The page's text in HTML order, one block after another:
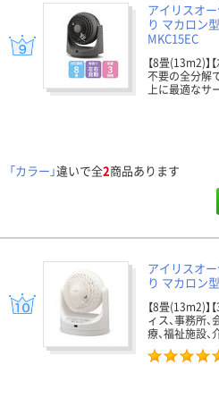
アイリスオ
り マカロン
MKC15EC
【8畳(13m2)】
不要の全分解
上に最適なサ
「カラー」違いで全2商品あります
アイリスオ
り マカロン
【8畳(13m2)】
ィス、事務所、
療、福祉施設